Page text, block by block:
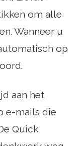
om alle
Wanneer u
op
aan het
e-mails die
Quick